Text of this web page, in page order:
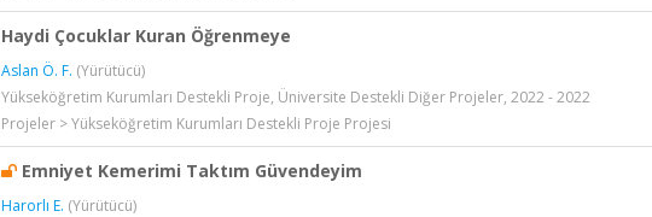
Haydi Çocuklar Kuran Öğrenmeye
Aslan Ö. F. (Yürütücü)
Yükseköğretim Kurumları Destekli Proje, Üniversite Destekli Diğer Projeler, 2022 - 2022
Projeler > Yükseköğretim Kurumları Destekli Proje Projesi
Emniyet Kemerimi Taktım Güvendeyim
Harorlı E. (Yürütücü)